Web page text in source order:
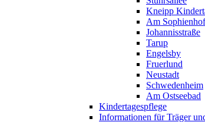
Kneipp
Am Sophienhof
Johannisstraße
Tarup
Engelsby
Fruerlund
Neustadt
Schwedenheim
Am Ostseebad
Kindertagespflege
Informationen für Träger